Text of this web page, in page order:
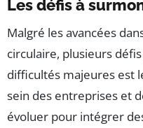
Les défis à
Malgré les avancées
circulaire, plusieurs
difficultés majeures est
sein des entreprises et
évoluer pour intégrer